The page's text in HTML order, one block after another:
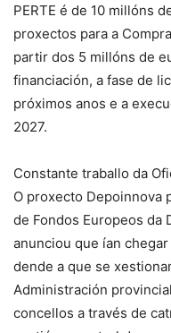
PERTE é de 10 millóns
proxectos para a
partir dos 5 millóns de
financiación, a fase de
próximos anos e a
2027.
Constante traballo da
O proxecto Depoinnova
de Fondos Europeos da
anunciou que ían
dende a que se
Administración
concellos a través de